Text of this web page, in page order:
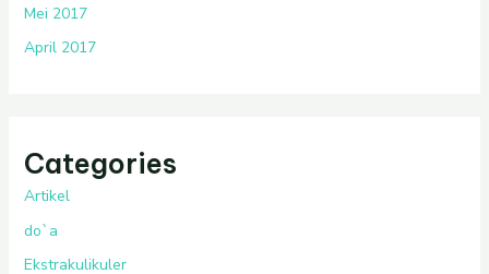
Mei 2017
April 2017
Categories
Artikel
do`a
Ekstrakulikuler